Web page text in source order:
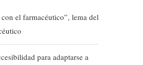
el farmacéutico”, lema del
para adaptarse a